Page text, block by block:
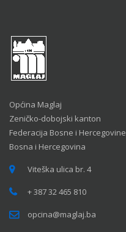
Općina Maglaj
Zeničko-dobojski kanton
Federacija Bosne i Hercegovine
Bosna i Hercegovina
Viteška ulica br. 4
+ 387 32 465 810
opcina@maglaj.ba